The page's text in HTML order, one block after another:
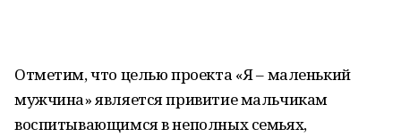
Отметим, что целью проекта «Я – маленький
мужчина» является привитие мальчикам
воспитывающимся в неполных семьях,